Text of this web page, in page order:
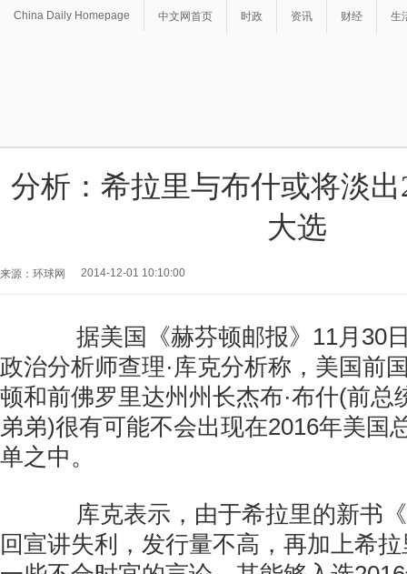
China Daily Homepage 中文网首页 时政 资讯 财经 生
分析：希拉里与布什或将淡
大选
来源：环球网 2014-12-01 10:10:00
据美国《赫芬顿邮报》11月30
政治分析师查理·库克分析称，美国前
顿和前佛罗里达州州长杰布·布什(前总
弟弟)很有可能不会出现在2016年美国
单之中。
库克表示，由于希拉里的新书《
回宣讲失利，发行量不高，再加上希